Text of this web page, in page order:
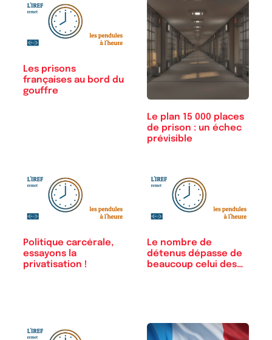
Les prisons
françaises au bord du
gouffre
Le plan 15 000 places
de prison : un échec
prévisible
Politique carcérale,
essayons la
privatisation !
Le nombre de
détenus dépasse de
beaucoup celui des…